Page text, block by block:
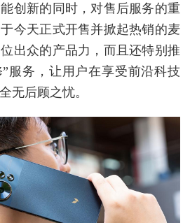
创新的同时，对售后服务的重
今天正式开售并掀起热销的麦
出众的产品力，而且还特别推
”服务，让用户在享受前沿科技
无后顾之忧。